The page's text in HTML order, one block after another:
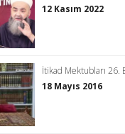
12 Kasım 2022
İtikad Mektubları 26.
18 Mayıs 2016